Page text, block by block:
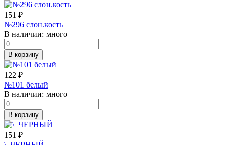
151 ₽
№296 слон.кость
В наличии: много
В корзину
122 ₽
№101 белый
В наличии: много
В корзину
151 ₽